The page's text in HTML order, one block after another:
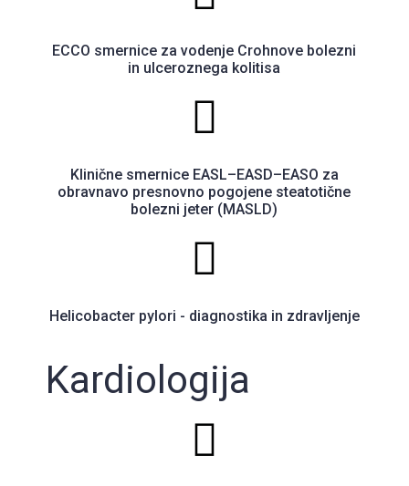
ECCO smernice za vodenje Crohnove bolezni
in ulceroznega kolitisa
Klinične smernice EASL–EASD–EASO za
obravnavo presnovno pogojene steatotične
bolezni jeter (MASLD)
Helicobacter pylori - diagnostika in zdravljenje
Kardiologija